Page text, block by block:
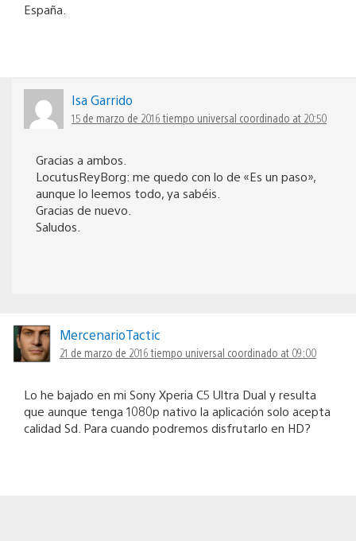
España.
Isa Garrido
15 de marzo de 2016 tiempo universal coordinado at 20:50
Gracias a ambos.
LocutusReyBorg: me quedo con lo de «Es un paso»,
aunque lo leemos todo, ya sabéis.
Gracias de nuevo.
Saludos.
MercenarioTactic
21 de marzo de 2016 tiempo universal coordinado at 09:00
Lo he bajado en mi Sony Xperia C5 Ultra Dual y resulta
que aunque tenga 1080p nativo la aplicación solo acepta
calidad Sd. Para cuando podremos disfrutarlo en HD?